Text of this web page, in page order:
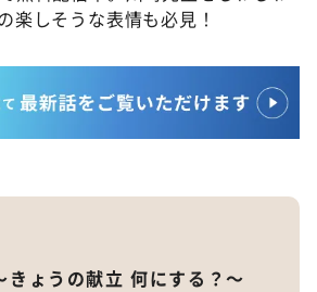
楽しそうな表情も必見！
きょうの献立 何にする？～